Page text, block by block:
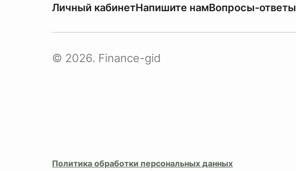
Личный кабинетНапишите намВопросы-ответы
© 2026. Finance-gid
Политика обработки персональных данных